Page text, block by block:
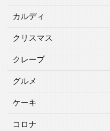
カルディ
クリスマス
クレープ
グルメ
ケーキ
コロナ